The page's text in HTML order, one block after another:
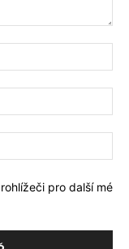
pro další mé